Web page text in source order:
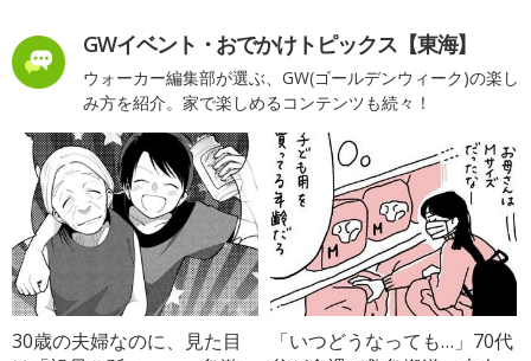
GWイベント・おでかけトピックス【東海】
ウォーカー編集部が選ぶ、GW(ゴールデンウィーク)の楽し
み方を紹介。家で楽しめるコンテンツも続々！
30歳の夫婦なのに、見た目
「いつどうなっても…」70代